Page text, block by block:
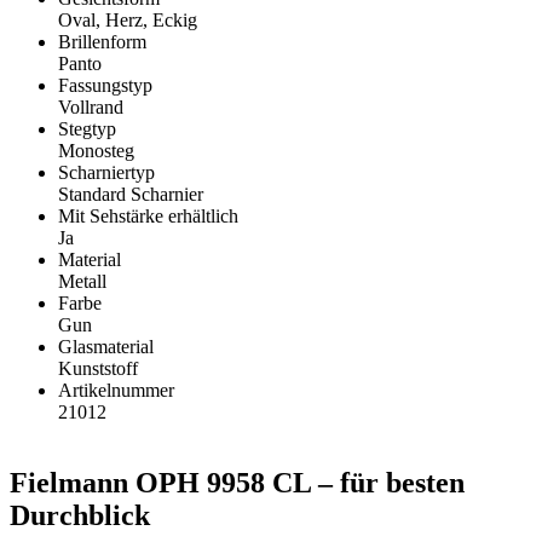
Oval, Herz, Eckig
Brillenform
Panto
Fassungstyp
Vollrand
Stegtyp
Monosteg
Scharniertyp
Standard Scharnier
Mit Sehstärke erhältlich
Ja
Material
Metall
Farbe
Gun
Glasmaterial
Kunststoff
Artikelnummer
21012
Fielmann OPH 9958 CL – für besten
Durchblick